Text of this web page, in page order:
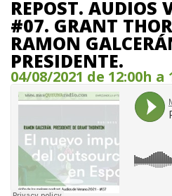
REPOST. AUDIOS
#07. GRANT
RAMON
PRESIDENTE.
04/08/2021 de 12:00h a